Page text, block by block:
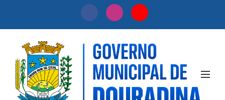
Arquivos
de